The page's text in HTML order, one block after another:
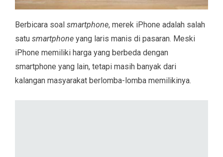
Berbicara soal smartphone, merek iPhone adalah salah
satu smartphone yang laris manis di pasaran. Meski
iPhone memiliki harga yang berbeda dengan
smartphone yang lain, tetapi masih banyak dari
kalangan masyarakat berlomba-lomba memilikinya.